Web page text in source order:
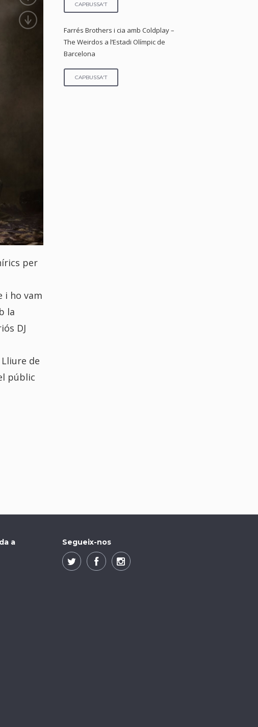
per
i ho vam
la
DJ
de
públic
CAPBUSSA'T
Farrés Brothers i cia amb Coldplay –
The Weirdos a l’Estadi Olímpic de
Barcelona
CAPBUSSA'T
a Segueix-nos